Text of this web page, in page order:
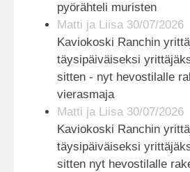
pyörähteli muristen
Matti ja Liisa 30/07/2026
Kaviokoski Ranchin
täysipäiväiseksi
sitten - nyt hevostilalle
vierasmaja
Matti ja Liisa 30/07/2026
Kaviokoski Ranchin
täysipäiväiseksi
sitten nyt hevostilalle